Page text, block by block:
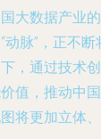
大数据产业
动脉”，正不
，通过技术
值，推动中
将更加立体、